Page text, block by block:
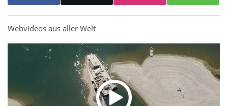
Webvideos aus aller Welt